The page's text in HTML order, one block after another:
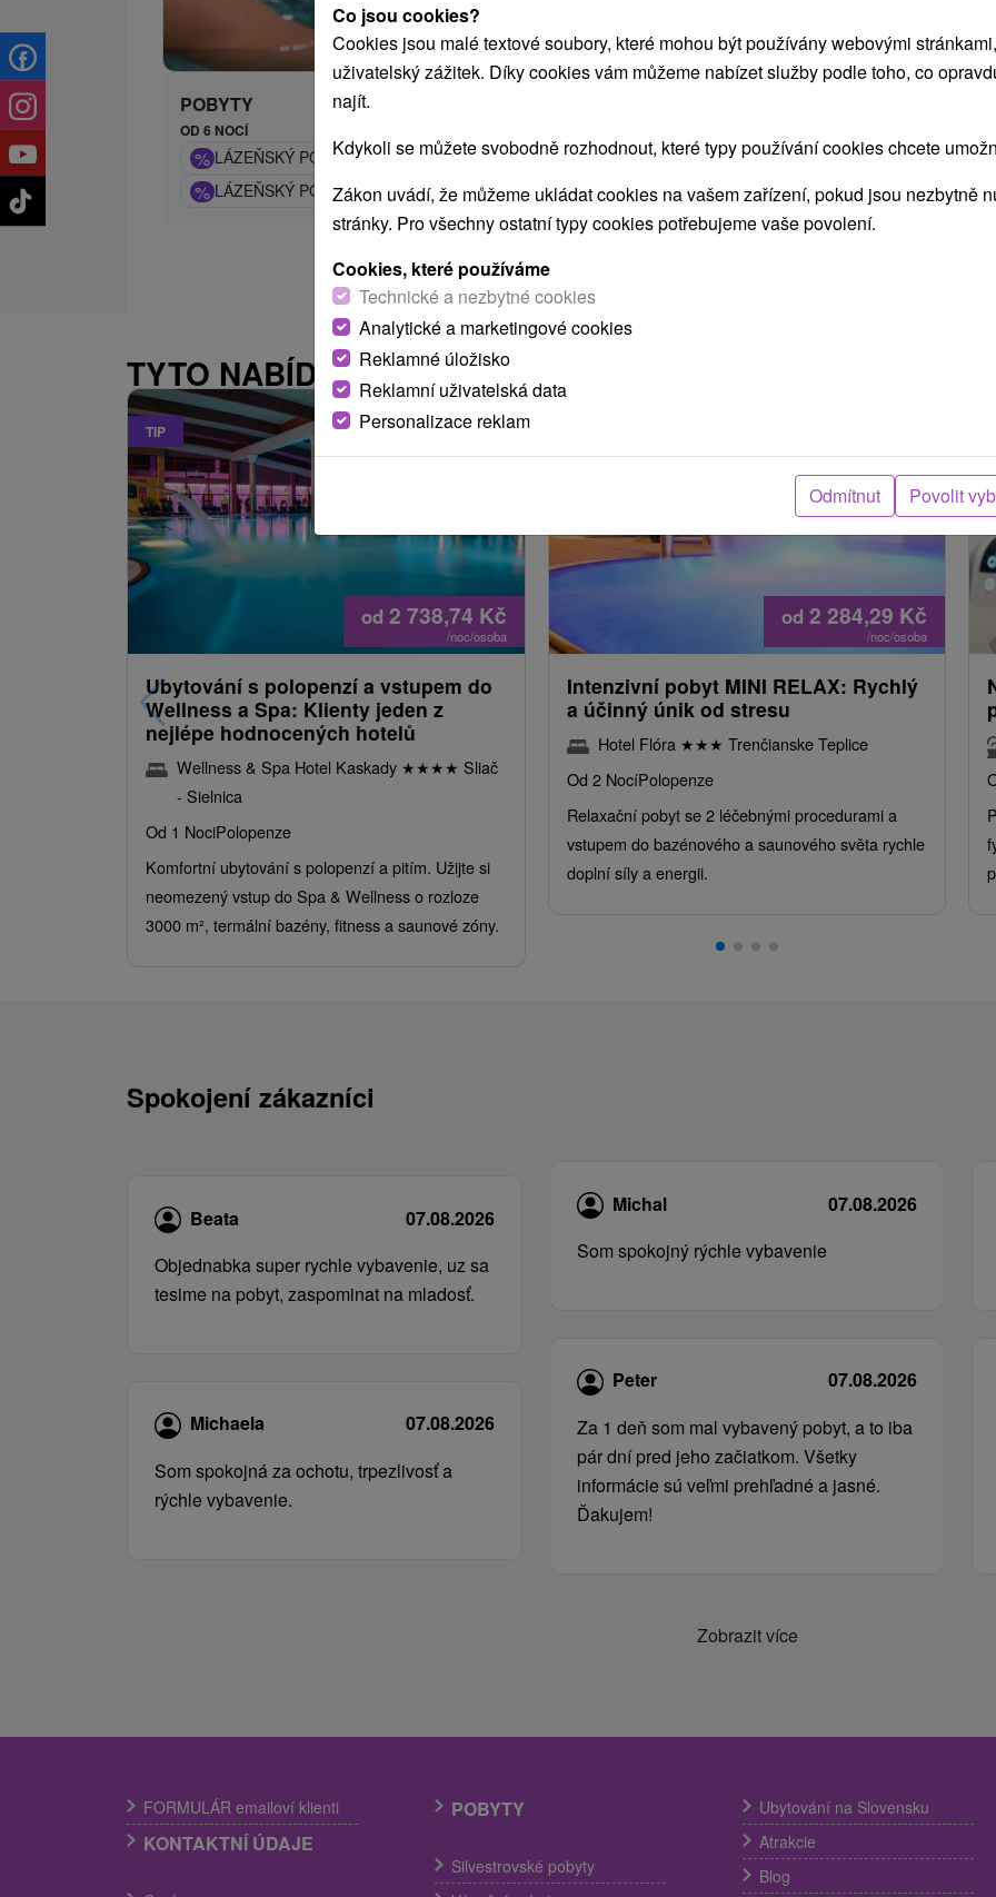
POBYTY
OD 6 NOCÍ
% LÁZEŇSKÝ POBYT KLASIK: REGENERAČNÍ POBYT S PÉČÍ LÉKAŘE
% LÁZEŇSKÝ POBYT DYNAMIK: LÁZEŇSKÁ REGENERACE V OBJETÍ TERMÁLNÍCH PRAMENŮ
TYTO NABÍDKY BY VÁS MOHLY TAKÉ ZAJÍMAT
TIP
od 2 738,74 Kč
/noc/osoba
Ubytování s polopenzí a vstupem do
Wellness a Spa: Klienty jeden z
nejlépe hodnocených hotelů
Wellness & Spa Hotel Kaskady ★★★★ Sliač
- Sielnica
Od 1 NociPolopenze
Komfortní ubytování s polopenzí a pitím. Užijte si
neomezený vstup do Spa & Wellness o rozloze
3000 m², termální bazény, fitness a saunové zóny.
od 2 284,29 Kč
/noc/osoba
Intenzivní pobyt MINI RELAX: Rychlý
a účinný únik od stresu
Hotel Flóra ★★★ Trenčianske Teplice
Od 2 NocíPolopenze
Relaxační pobyt se 2 léčebnými procedurami a
vstupem do bazénového a saunového světa rychle
doplní síly a energii.
Spokojení zákazníci
Beata
07.08.2026
Objednabka super rychle vybavenie, uz sa
tesime na pobyt, zaspominat na mladosť.
Michaela
07.08.2026
Som spokojná za ochotu, trpezlivosť a
rýchle vybavenie.
Michal
07.08.2026
Som spokojný rýchle vybavenie
Peter
07.08.2026
Za 1 deň som mal vybavený pobyt, a to iba
pár dní pred jeho začiatkom. Všetky
informácie sú veľmi prehľadné a jasné.
Ďakujem!
Zobrazit více
FORMULÁR emailoví klienti
KONTAKTNÍ ÚDAJE
POBYTY
Silvestrovské pobyty
Ubytování na Slovensku
Atrakcie
Blog
Co jsou cookies?
Cookies jsou malé textové soubory, které mohou být používány webovými
uživatelský zážitek. Díky cookies vám můžeme nabízet služby podle toho, co
najít.
Kdykoli se můžete svobodně rozhodnout, které typy používání cookies chcete
Zákon uvádí, že můžeme ukládat cookies na vašem zařízení, pokud jsou nezbytně
stránky. Pro všechny ostatní typy cookies potřebujeme vaše povolení.
Cookies, které používáme
Technické a nezbytné cookies
Analytické a marketingové cookies
Reklamné úložisko
Reklamní uživatelská data
Personalizace reklam
Odmítnut Povolit